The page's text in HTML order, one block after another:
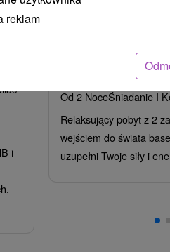
z
i
Szybka i
★ ★★
Od 2 NoceŚniadanie I
Relaksujący pobyt z 2
wejściem do świata
uzupełni Twoje siły i
reklam